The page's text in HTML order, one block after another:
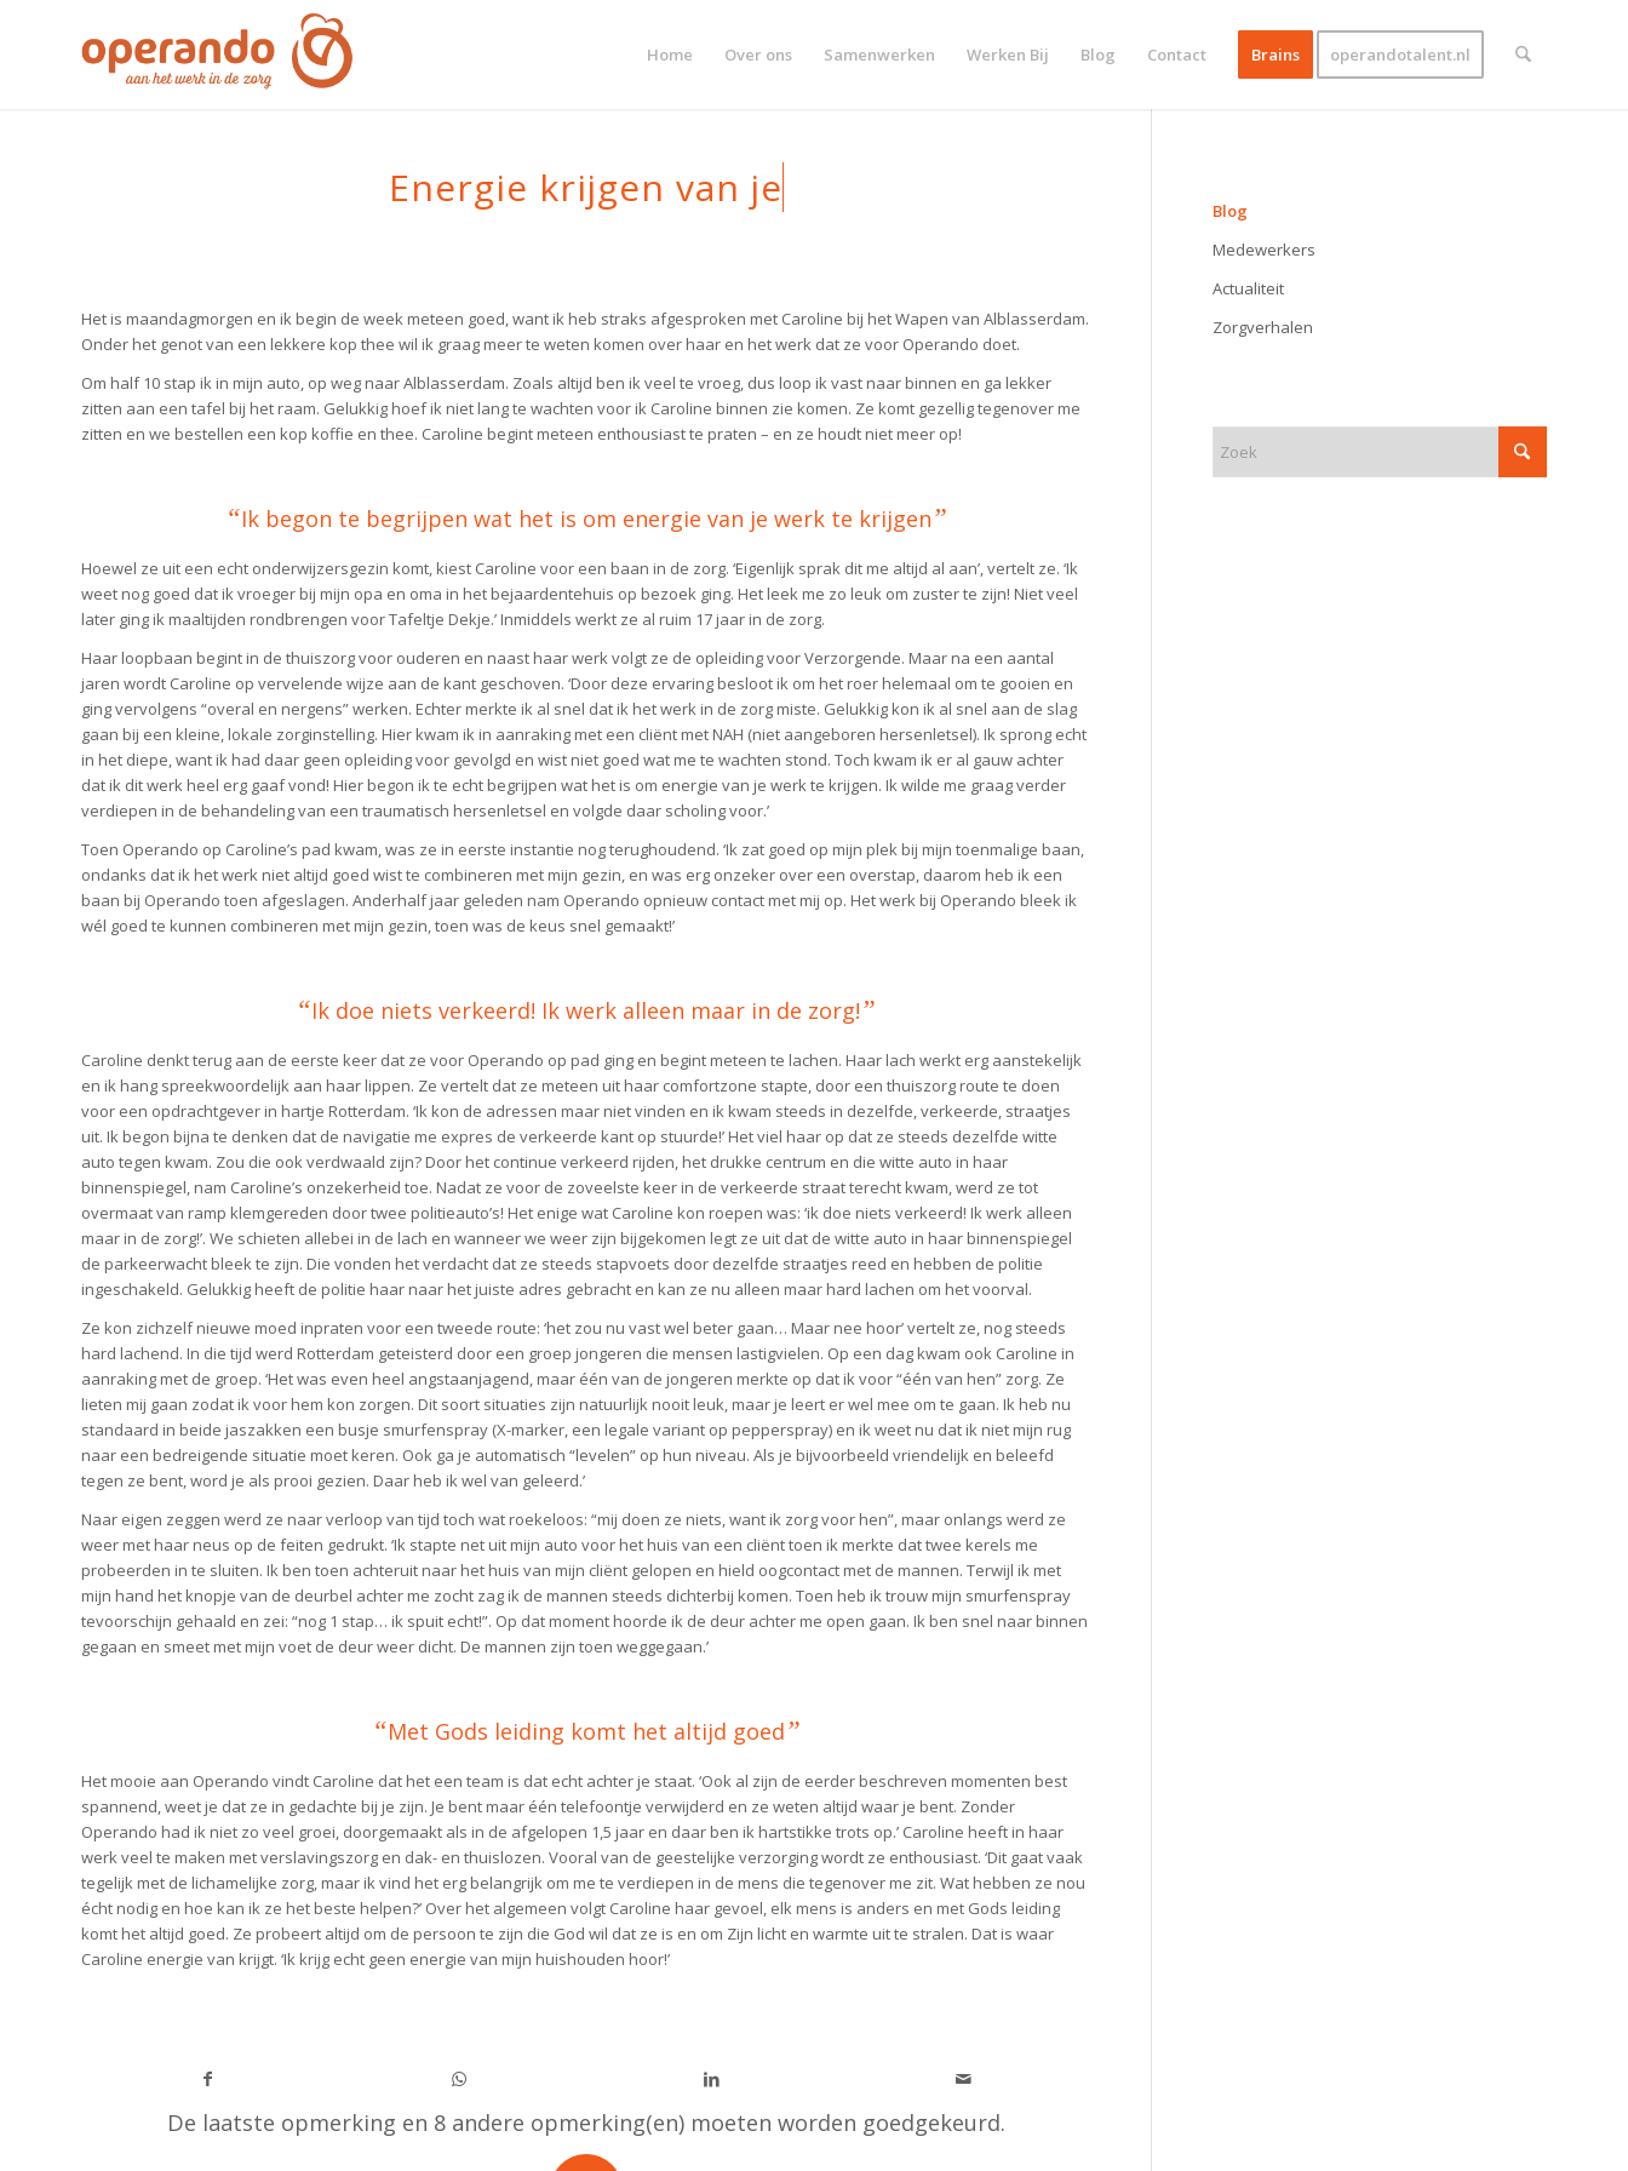
Home Over ons Samenwerken Werken Bij Blog Contact Brains operandotalent.nl
Energie krijgen van je werk
Het is maandagmorgen en ik begin de week meteen goed, want ik heb straks afgesproken met Caroline bij het Wapen van Alblasserdam.
Onder het genot van een lekkere kop thee wil ik graag meer te weten komen over haar en het werk dat ze voor Operando doet.
Om half 10 stap ik in mijn auto, op weg naar Alblasserdam. Zoals altijd ben ik veel te vroeg, dus loop ik vast naar binnen en ga lekker
zitten aan een tafel bij het raam. Gelukkig hoef ik niet lang te wachten voor ik Caroline binnen zie komen. Ze komt gezellig tegenover me
zitten en we bestellen een kop koffie en thee. Caroline begint meteen enthousiast te praten – en ze houdt niet meer op!
“Ik begon te begrijpen wat het is om energie van je werk te krijgen”
Hoewel ze uit een echt onderwijzersgezin komt, kiest Caroline voor een baan in de zorg. ‘Eigenlijk sprak dit me altijd al aan’, vertelt ze. ‘Ik
weet nog goed dat ik vroeger bij mijn opa en oma in het bejaardentehuis op bezoek ging. Het leek me zo leuk om zuster te zijn! Niet veel
later ging ik maaltijden rondbrengen voor Tafeltje Dekje.’ Inmiddels werkt ze al ruim 17 jaar in de zorg.
Haar loopbaan begint in de thuiszorg voor ouderen en naast haar werk volgt ze de opleiding voor Verzorgende. Maar na een aantal
jaren wordt Caroline op vervelende wijze aan de kant geschoven. ‘Door deze ervaring besloot ik om het roer helemaal om te gooien en
ging vervolgens “overal en nergens” werken. Echter merkte ik al snel dat ik het werk in de zorg miste. Gelukkig kon ik al snel aan de slag
gaan bij een kleine, lokale zorginstelling. Hier kwam ik in aanraking met een cliënt met NAH (niet aangeboren hersenletsel). Ik sprong echt
in het diepe, want ik had daar geen opleiding voor gevolgd en wist niet goed wat me te wachten stond. Toch kwam ik er al gauw achter
dat ik dit werk heel erg gaaf vond! Hier begon ik te echt begrijpen wat het is om energie van je werk te krijgen. Ik wilde me graag verder
verdiepen in de behandeling van een traumatisch hersenletsel en volgde daar scholing voor.’
Toen Operando op Caroline’s pad kwam, was ze in eerste instantie nog terughoudend. ‘Ik zat goed op mijn plek bij mijn toenmalige baan,
ondanks dat ik het werk niet altijd goed wist te combineren met mijn gezin, en was erg onzeker over een overstap, daarom heb ik een
baan bij Operando toen afgeslagen. Anderhalf jaar geleden nam Operando opnieuw contact met mij op. Het werk bij Operando bleek ik
wél goed te kunnen combineren met mijn gezin, toen was de keus snel gemaakt!’
“Ik doe niets verkeerd! Ik werk alleen maar in de zorg!”
Caroline denkt terug aan de eerste keer dat ze voor Operando op pad ging en begint meteen te lachen. Haar lach werkt erg aanstekelijk
en ik hang spreekwoordelijk aan haar lippen. Ze vertelt dat ze meteen uit haar comfortzone stapte, door een thuiszorg route te doen
voor een opdrachtgever in hartje Rotterdam. ‘Ik kon de adressen maar niet vinden en ik kwam steeds in dezelfde, verkeerde, straatjes
uit. Ik begon bijna te denken dat de navigatie me expres de verkeerde kant op stuurde!’ Het viel haar op dat ze steeds dezelfde witte
auto tegen kwam. Zou die ook verdwaald zijn? Door het continue verkeerd rijden, het drukke centrum en die witte auto in haar
binnenspiegel, nam Caroline’s onzekerheid toe. Nadat ze voor de zoveelste keer in de verkeerde straat terecht kwam, werd ze tot
overmaat van ramp klemgereden door twee politieauto’s! Het enige wat Caroline kon roepen was: ‘ik doe niets verkeerd! Ik werk alleen
maar in de zorg!’. We schieten allebei in de lach en wanneer we weer zijn bijgekomen legt ze uit dat de witte auto in haar binnenspiegel
de parkeerwacht bleek te zijn. Die vonden het verdacht dat ze steeds stapvoets door dezelfde straatjes reed en hebben de politie
ingeschakeld. Gelukkig heeft de politie haar naar het juiste adres gebracht en kan ze nu alleen maar hard lachen om het voorval.
Ze kon zichzelf nieuwe moed inpraten voor een tweede route: ‘het zou nu vast wel beter gaan… Maar nee hoor’ vertelt ze, nog steeds
hard lachend. In die tijd werd Rotterdam geteisterd door een groep jongeren die mensen lastigvielen. Op een dag kwam ook Caroline in
aanraking met de groep. ‘Het was even heel angstaanjagend, maar één van de jongeren merkte op dat ik voor “één van hen” zorg. Ze
lieten mij gaan zodat ik voor hem kon zorgen. Dit soort situaties zijn natuurlijk nooit leuk, maar je leert er wel mee om te gaan. Ik heb nu
standaard in beide jaszakken een busje smurfenspray (X-marker, een legale variant op pepperspray) en ik weet nu dat ik niet mijn rug
naar een bedreigende situatie moet keren. Ook ga je automatisch “levelen” op hun niveau. Als je bijvoorbeeld vriendelijk en beleefd
tegen ze bent, word je als prooi gezien. Daar heb ik wel van geleerd.’
Naar eigen zeggen werd ze naar verloop van tijd toch wat roekeloos: “mij doen ze niets, want ik zorg voor hen”, maar onlangs werd ze
weer met haar neus op de feiten gedrukt. ‘Ik stapte net uit mijn auto voor het huis van een cliënt toen ik merkte dat twee kerels me
probeerden in te sluiten. Ik ben toen achteruit naar het huis van mijn cliënt gelopen en hield oogcontact met de mannen. Terwijl ik met
mijn hand het knopje van de deurbel achter me zocht zag ik de mannen steeds dichterbij komen. Toen heb ik trouw mijn smurfenspray
tevoorschijn gehaald en zei: “nog 1 stap… ik spuit echt!”. Op dat moment hoorde ik de deur achter me open gaan. Ik ben snel naar binnen
gegaan en smeet met mijn voet de deur weer dicht. De mannen zijn toen weggegaan.’
“Met Gods leiding komt het altijd goed”
Het mooie aan Operando vindt Caroline dat het een team is dat echt achter je staat. ‘Ook al zijn de eerder beschreven momenten best
spannend, weet je dat ze in gedachte bij je zijn. Je bent maar één telefoontje verwijderd en ze weten altijd waar je bent. Zonder
Operando had ik niet zo veel groei, doorgemaakt als in de afgelopen 1,5 jaar en daar ben ik hartstikke trots op.’ Caroline heeft in haar
werk veel te maken met verslavingszorg en dak- en thuislozen. Vooral van de geestelijke verzorging wordt ze enthousiast. ‘Dit gaat vaak
tegelijk met de lichamelijke zorg, maar ik vind het erg belangrijk om me te verdiepen in de mens die tegenover me zit. Wat hebben ze nou
écht nodig en hoe kan ik ze het beste helpen?’ Over het algemeen volgt Caroline haar gevoel, elk mens is anders en met Gods leiding
komt het altijd goed. Ze probeert altijd om de persoon te zijn die God wil dat ze is en om Zijn licht en warmte uit te stralen. Dat is waar
Caroline energie van krijgt. ‘Ik krijg echt geen energie van mijn huishouden hoor!’
De laatste opmerking en 8 andere opmerking(en) moeten worden goedgekeurd.
Blog
Medewerkers
Actualiteit
Zorgverhalen